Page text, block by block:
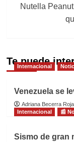
Nutella
Te puede
Internacional
Venezuela se
Adriana Becerra
Internacional
📰
Sismo de gran